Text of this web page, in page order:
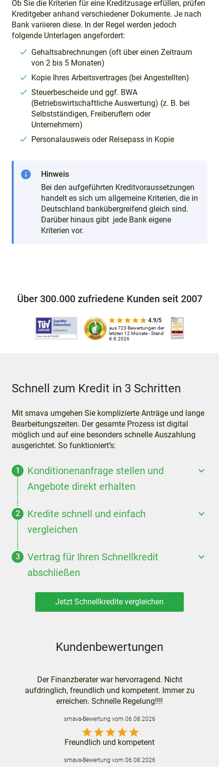
Ob Sie die Kriterien für eine Kreditzusage erfüllen, prüfen
Kreditgeber anhand verschiedener Dokumente. Je nach
Bank variieren diese. In der Regel werden jedoch
folgende Unterlagen angefordert:
Gehaltsabrechnungen (oft über einen Zeitraum
von 2 bis 5 Monaten)
Kopie Ihres Arbeitsvertrages (bei Angestellten)
Steuerbescheide und ggf. BWA
(Betriebswirtschaftliche Auswertung) (z. B. bei
Selbstständigen, Freiberuflern oder
Unternehmern)
Personalausweis oder Reisepass in Kopie
info
Hinweis
Bei den aufgeführten Kreditvoraussetzungen
handelt es sich um allgemeine Kriterien, die in
Deutschland bankübergreifend gleich sind.
Darüber hinaus gibt jede Bank eigene
Kriterien vor.
Über 300.000 zufriedene Kunden seit 2007
4.9/5
aus 723 Bewertungen der
letzten 12 Monate - Stand
8.8.2026
Schnell zum Kredit in 3 Schritten
Mit smava umgehen Sie komplizierte Anträge und lange
Bearbeitungszeiten. Der gesamte Prozess ist digital
möglich und auf eine besonders schnelle Auszahlung
ausgerichtet. So funktioniert’s:
Konditionenanfrage stellen und
Angebote direkt erhalten
Kredite schnell und einfach
vergleichen
Vertrag für Ihren Schnellkredit
abschließen
Jetzt Schnellkredite vergleichen
Kundenbewertungen
Der Finanzberater war hervorragend. Nicht
aufdringlich, freundlich und kompetent. Immer zu
erreichen. Schnelle Regelung!!!!
smava-Bewertung vom 06.08.2026
starstarstarstarstar
Freundlich und kompetent
smava-Bewertung vom 06.08.2026